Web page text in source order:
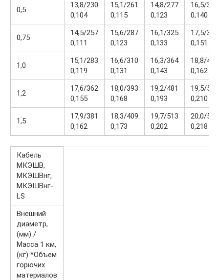
0,5
13,8/230
0,104
15,1/261
0,115
14,8/277
0,123
16,5/348
0,140
0,75
14,5/257
0,111
15,6/287
0,123
16,1/325
0,133
17,5/376
0,151
1,0
15,1/283
0,119
16,6/310
0,131
16,3/364
0,143
18,8/419
0,162
1,2
17,6/362
0,155
18,0/393
0,168
19,2/481
0,193
19,5/550
0,210
1,5
17,9/381
0,162
18,3/409
0,173
19,7/513
0,202
20,0/578
0,218
Кабель
МКЭШВ,
МКЭШВнг,
МКЭШВнг-
LS
Внешний
диаметр,
(мм) /
Масса 1 км,
(кг) *Объем
горючих
материалов